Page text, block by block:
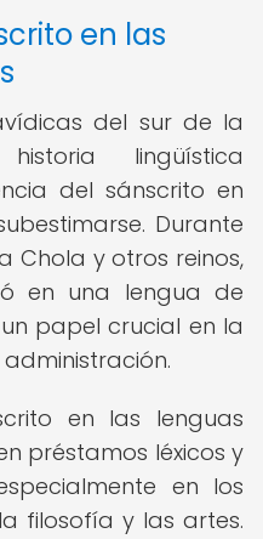
en las
del sur de la
lingüística
del sánscrito en
Durante
Chola y otros reinos,
en una lengua de
papel crucial en la
en las lenguas
préstamos léxicos y
en los
filosofía y las artes.